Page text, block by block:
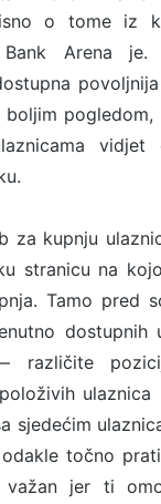
o tome iz
Bank Arena
pogledom,
za kupnju
stranicu na
Tamo pred
dostupnih
različite
sjedećim
točno
jer ti